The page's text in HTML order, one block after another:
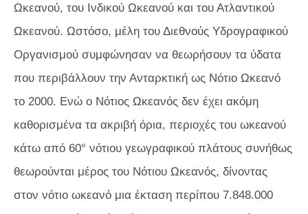
Ωκεανού, του Ινδικού Ωκεανού και του Ατλαντικού
Ωκεανού. Ωστόσο, μέλη του Διεθνούς Υδρογραφικού
Οργανισμού συμφώνησαν να θεωρήσουν τα ύδατα
που περιβάλλουν την Ανταρκτική ως Νότιο Ωκεανό
το 2000. Ενώ ο Νότιος Ωκεανός δεν έχει ακόμη
καθορισμένα τα ακριβή όρια, περιοχές του ωκεανού
κάτω από 60° νότιου γεωγραφικού πλάτους συνήθως
θεωρούνται μέρος του Νότιου Ωκεανός, δίνοντας
στον νότιο ωκεανό μια έκταση περίπου 7.848.000